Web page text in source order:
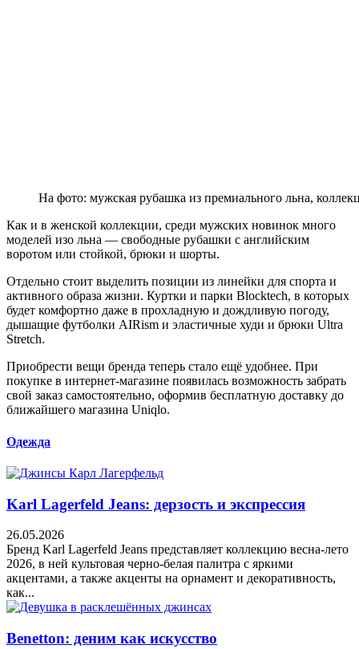
На фото: мужская рубашка из премиального льна,
Как и в женской коллекции, среди мужских новинок много
моделей изо льна — свободные рубашки с английским
воротом или стойкой, брюки и шорты.
Отдельно стоит выделить позиции из линейки для спорта и
активного образа жизни. Куртки и парки Blocktech, в которых
будет комфортно даже в прохладную и дождливую погоду,
дышащие футболки AIRism и эластичные худи и брюки Ultra
Stretch.
Приобрести вещи бренда теперь стало ещё удобнее. При
покупке в интернет-магазине появилась возможность забрать
свой заказ самостоятельно, оформив бесплатную доставку до
ближайшего магазина Uniqlo.
Одежда
Karl Lagerfeld Jeans: дерзость и экспрессия
26.05.2026
Бренд Karl Lagerfeld Jeans представляет коллекцию весна-лето
2026, в ней культовая черно-белая палитра с яркими
акцентами, а также акценты на орнамент и декоративность,
как...
Benetton: деним как искусство